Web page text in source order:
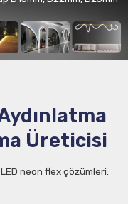
Üreticisi
neon flex çözümleri: